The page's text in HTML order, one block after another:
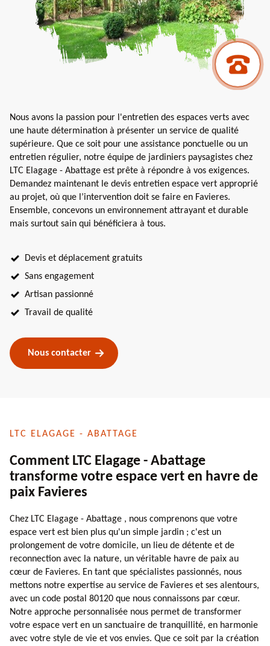
Nous avons la passion pour l'entretien des espaces verts avec
une haute détermination à présenter un service de qualité
supérieure. Que ce soit pour une assistance ponctuelle ou un
entretien régulier, notre équipe de jardiniers paysagistes chez
LTC Elagage - Abattage est prête à répondre à vos exigences.
Demandez maintenant le devis entretien espace vert approprié
au projet, où que l’intervention doit se faire en Favieres.
Ensemble, concevons un environnement attrayant et durable
mais surtout sain qui bénéficiera à tous.
Devis et déplacement gratuits
Sans engagement
Artisan passionné
Travail de qualité
Nous contacter
LTC ELAGAGE - ABATTAGE
Comment LTC Elagage - Abattage
transforme votre espace vert en havre de
paix Favieres
Chez LTC Elagage - Abattage , nous comprenons que votre
espace vert est bien plus qu'un simple jardin ; c'est un
prolongement de votre domicile, un lieu de détente et de
reconnection avec la nature, un véritable havre de paix au
cœur de Favieres. En tant que spécialistes passionnés, nous
mettons notre expertise au service de Favieres et ses alentours,
avec un code postal 80120 que nous connaissons par cœur.
Notre approche personnalisée nous permet de transformer
votre espace vert en un sanctuaire de tranquillité, en harmonie
avec votre style de vie et vos envies. Que ce soit par la création